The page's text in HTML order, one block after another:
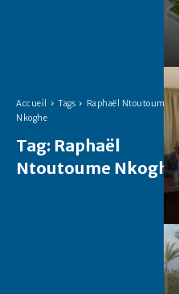
Accueil Tags
Raphaël Ntoutoume
Nkoghe
Tag: Raphaël
Ntoutoume Nkoghe